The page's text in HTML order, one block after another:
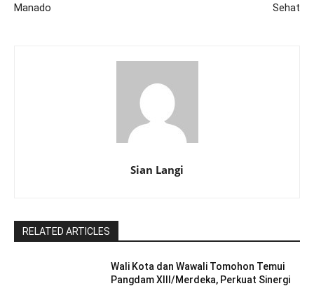
Manado
Sehat
Sian Langi
RELATED ARTICLES
Wali Kota dan Wawali Tomohon Temui
Pangdam XIII/Merdeka, Perkuat Sinergi